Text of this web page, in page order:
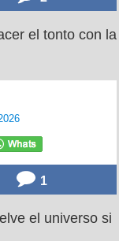
el tonto con la
1
el universo si